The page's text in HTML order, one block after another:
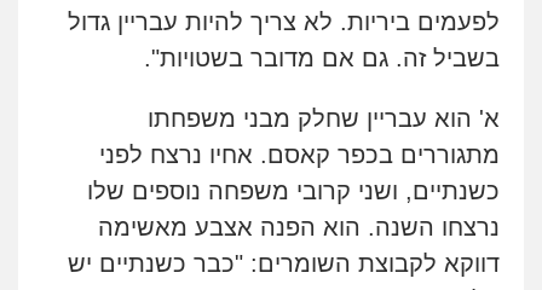
לפעמים ביריות. לא צריך להיות עבריין גדול
בשביל זה. גם אם מדובר בשטויות".
א' הוא עבריין שחלק מבני משפחתו
מתגוררים בכפר קאסם. אחיו נרצח לפני
כשנתיים, ושני קרובי משפחה נוספים שלו
נרצחו השנה. הוא הפנה אצבע מאשימה
דווקא לקבוצת השומרים: "כבר כשנתיים יש